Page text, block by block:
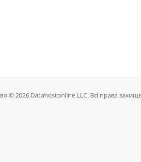
© 2026 Datahostonline LLC. Всі права